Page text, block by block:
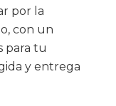
por la
con un
para tu
y entrega